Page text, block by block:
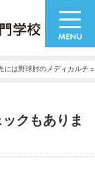
には野球肘のメディカルチ
クもありま